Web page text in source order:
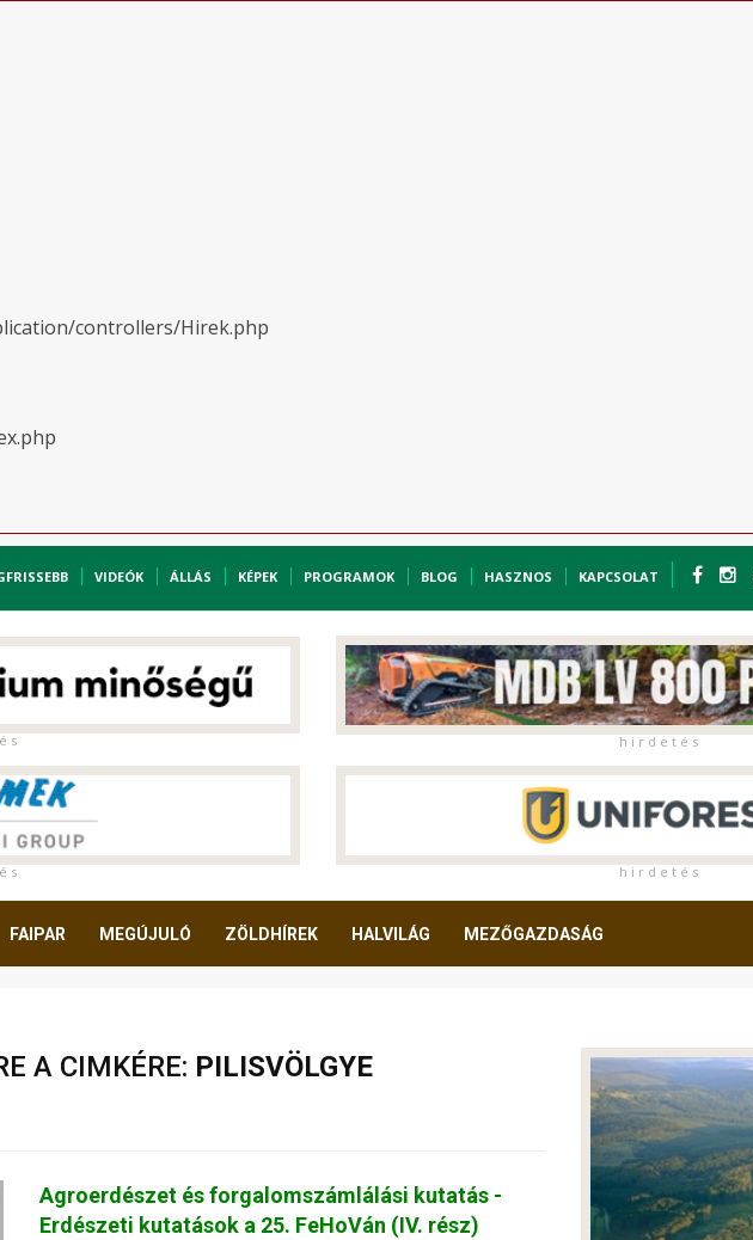
controllers/Hirek.php
VIDEÓK ÁLLÁS KÉPEK PROGRAMOK BLOG HASZNOS KAPCSOLAT
s h i r d e t é s
s h i r d e t é s
FAIPAR MEGÚJULÓ ZÖLDHÍREK HALVILÁG MEZŐGAZDASÁG
A CIMKÉRE: PILISVÖLGYE
Agroerdészet és forgalomszámlálási kutatás -
Erdészeti kutatások a 25. FeHoVán (IV. rész)